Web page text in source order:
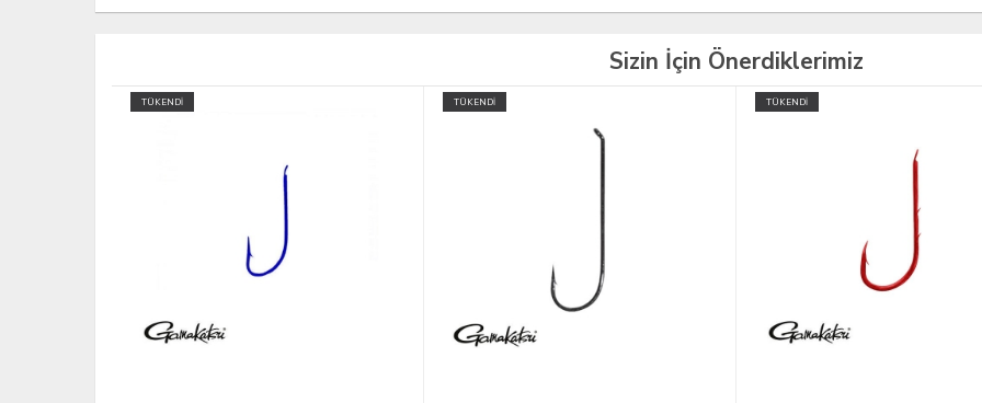
Sizin İçin Önerdiklerimiz
TÜKENDİ TÜKENDİ TÜKENDİ